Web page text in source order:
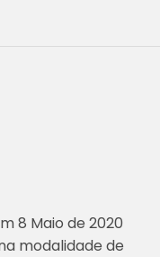
8 Maio de 2020
modalidade de